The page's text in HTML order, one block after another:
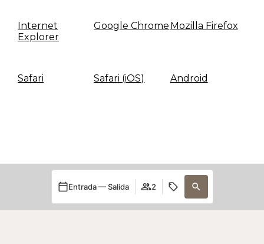
Internet
Explorer
Google Chrome Mozilla Firefox
Safari Safari (iOS) Android
Entrada — Salida 2